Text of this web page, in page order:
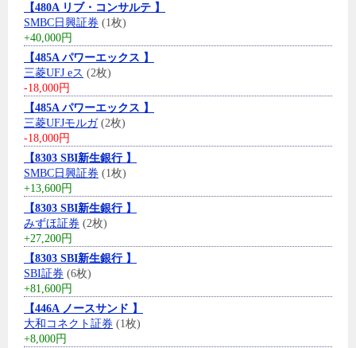
【480A リブ・コンサルテ 】
SMBC日興証券 (1枚)
+40,000円
【485A パワーエックス 】
三菱UFJ eス (2枚)
-18,000円
【485A パワーエックス 】
三菱UFJモルガ(2枚)
-18,000円
【8303 SBI新生銀行 】
SMBC日興証券 (1枚)
+13,600円
【8303 SBI新生銀行 】
みずほ証券 (2枚)
+27,200円
【8303 SBI新生銀行 】
SBI証券 (6枚)
+81,600円
【446A ノースサンド 】
大和コネクト証券 (1枚)
+8,000円